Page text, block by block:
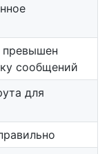
сообщений
для